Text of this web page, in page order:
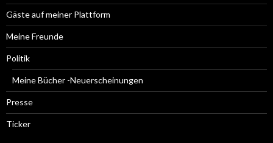
Gäste auf meiner Plattform
Meine Freunde
Politik
Meine Bücher -Neuerscheinungen
Presse
Ticker